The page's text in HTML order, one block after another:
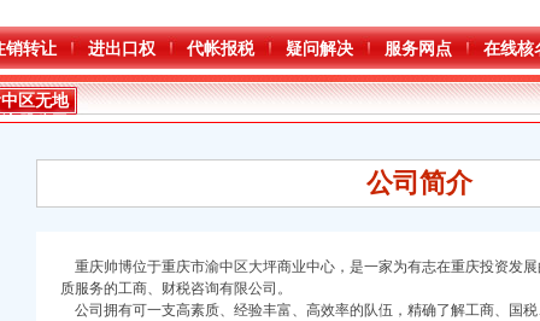
销转让 进出口权 代帐报税 疑问解决 服务网点 在线核
（增资）
区无地
册公司
公司简介
重庆帅博位于重庆市渝中区大坪商业中心，是一家为有志在重庆投资发
质服务的工商、财税咨询有限公司。
公司拥有可一支高素质、经验丰富、高效率的队伍，精确了解工商、国